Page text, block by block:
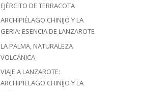
EJÉRCITO DE TERRACOTA
ARCHIPIÉLAGO CHINIJO Y LA
GERIA: ESENCIA DE LANZAROTE
LA PALMA, NATURALEZA
VOLCÁNICA
VIAJE A LANZAROTE:
ARCHIPIELAGO CHINIJO Y LA